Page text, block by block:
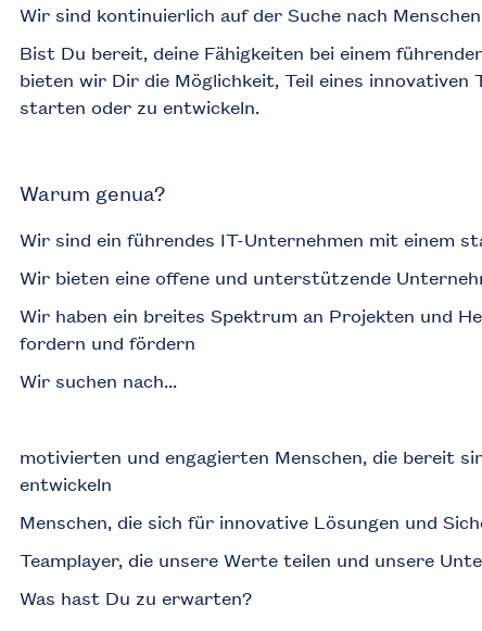
Wir sind kontinuierlich auf der Suche nach
Bist Du bereit, deine Fähigkeiten bei einem
bieten wir Dir die Möglichkeit, Teil eines innovativen
starten oder zu entwickeln.
Warum genua?
Wir sind ein führendes IT-Unternehmen mit einem
Wir bieten eine offene und unterstützende
Wir haben ein breites Spektrum an Projekten und
fordern und fördern
Wir suchen nach...
motivierten und engagierten Menschen, die bereit
entwickeln
Menschen, die sich für innovative Lösungen und
Teamplayer, die unsere Werte teilen und unsere
Was hast Du zu erwarten?